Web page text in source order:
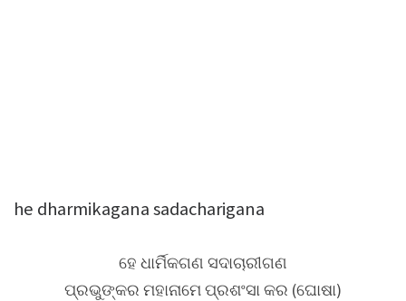
he dharmikagana sadacharigana
ହେ ଧାର୍ମିକଗଣ ସଦାଚାରୀଗଣ
ପ୍ରଭୁଙ୍କର ମହାନାମେ ପ୍ରଶଂସା କର (ଘୋଷା)